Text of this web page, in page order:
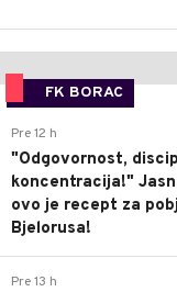
FK BORAC
Pre 12 h
"Odgovornost,
koncentracija!"
ovo je recept za
Bjelorusa!
Pre 13 h